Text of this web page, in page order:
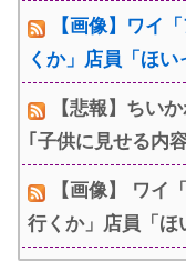
【画像】ワイ
くか」店員「ほ
【悲報】ちい
｢子供に見せる内
【画像】 ワイ
行くか」店員「ほ